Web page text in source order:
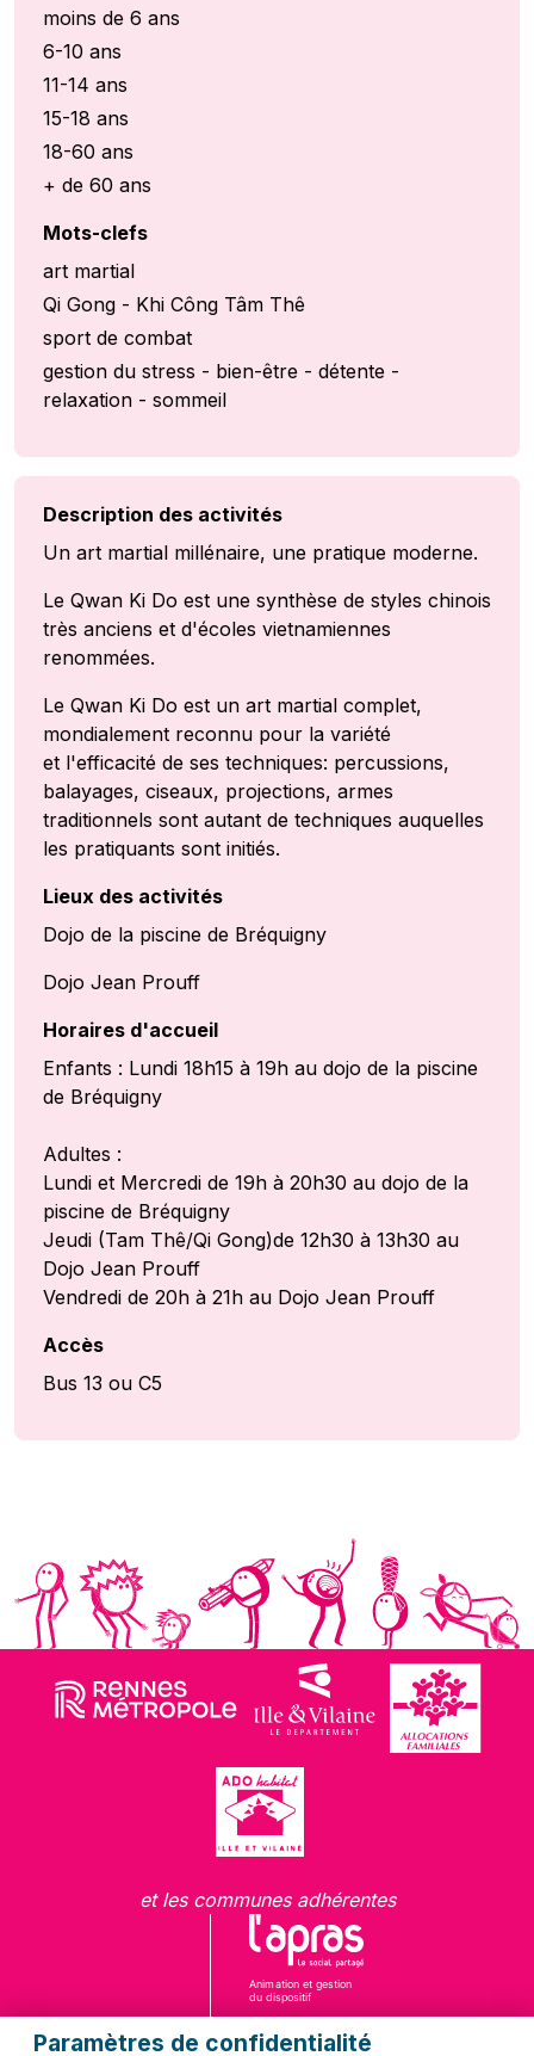
moins de 6 ans
6-10 ans
11-14 ans
15-18 ans
18-60 ans
+ de 60 ans
Mots-clefs
art martial
Qi Gong - Khi Công Tâm Thê
sport de combat
gestion du stress - bien-être - détente -
relaxation - sommeil
Description des activités
Un art martial millénaire, une pratique moderne.
Le Qwan Ki Do est une synthèse de styles chinois
très anciens et d'écoles vietnamiennes
renommées.
Le Qwan Ki Do est un art martial complet,
mondialement reconnu pour la variété
et l'efficacité de ses techniques: percussions,
balayages, ciseaux, projections, armes
traditionnels sont autant de techniques auquelles
les pratiquants sont initiés.
Lieux des activités
Dojo de la piscine de Bréquigny
Dojo Jean Prouff
Horaires d'accueil
Enfants : Lundi 18h15 à 19h au dojo de la piscine
de Bréquigny
Adultes :
Lundi et Mercredi de 19h à 20h30 au dojo de la
piscine de Bréquigny
Jeudi (Tam Thê/Qi Gong)de 12h30 à 13h30 au
Dojo Jean Prouff
Vendredi de 20h à 21h au Dojo Jean Prouff
Accès
Bus 13 ou C5
Paramètres de confidentialité
et les communes adhérentes